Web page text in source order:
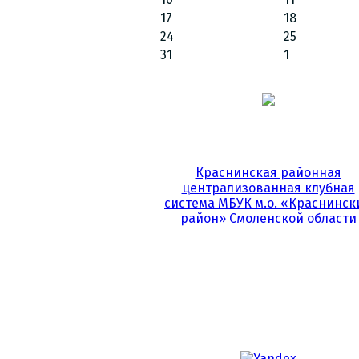
17
18
24
25
31
1
Краснинская районная
централизованная клубная
система МБУК м.о.
район» Смоленской области